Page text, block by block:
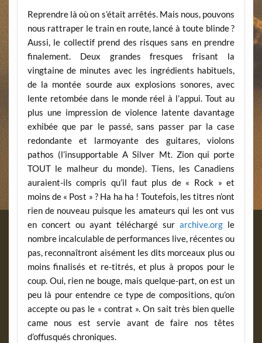
Reprendre là où on s’était arrêtés. Mais nous, pouvons
nous rattraper le train en route, lancé à toute blinde ?
Aussi, le collectif prend des risques sans en prendre
finalement. Deux grandes fresques frisant la
vingtaine de minutes avec les ingrédients habituels,
de la montée sourde aux explosions sonores, avec
lente retombée dans le monde réel à l’appui. Tout au
plus une impression de violence latente davantage
exhibée que par le passé, sans passer par la case
redondante et larmoyante des guitares, violons
pathos (l’insupportable A Silver Mt. Zion qui porte
TOUT le malheur du monde). Tiens, les Canadiens
auraient-ils compris qu’il faut plus de « Rock » et
moins de « Post » ? Ha ha ha ! Toutefois, les titres n’ont
rien de nouveau puisque les amateurs qui les ont vus
en concert ou ayant téléchargé surarchive.org le
nombre incalculable de performances live, récentes ou
pas, reconnaîtront aisément les dits morceaux plus ou
moins finalisés et re-titrés, et plus à propos pour le
coup. Oui, rien ne bouge, mais quelque-part, on est un
peu là pour entendre ce type de compositions, qu’on
accepte ou pas le « contrat ». On sait très bien quelle
came nous est servie avant de faire nos têtes
d’offusqués chroniques.